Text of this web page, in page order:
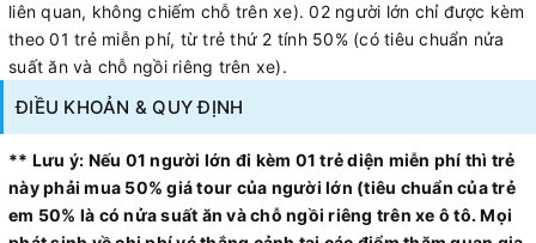
liên quan, không chiếm chỗ trên xe). 02 người lớn chỉ được kèm
theo 01 trẻ miễn phí, từ trẻ thứ 2 tính 50% (có tiêu chuẩn nửa
suất ăn và chỗ ngồi riêng trên xe).
ĐIỀU KHOẢN & QUY ĐỊNH
** Lưu ý: Nếu 01 người lớn đi kèm 01 trẻ diện miễn phí thì trẻ
này phải mua 50% giá tour của người lớn (tiêu chuẩn của trẻ
em 50% là có nửa suất ăn và chỗ ngồi riêng trên xe ô tô. Mọi